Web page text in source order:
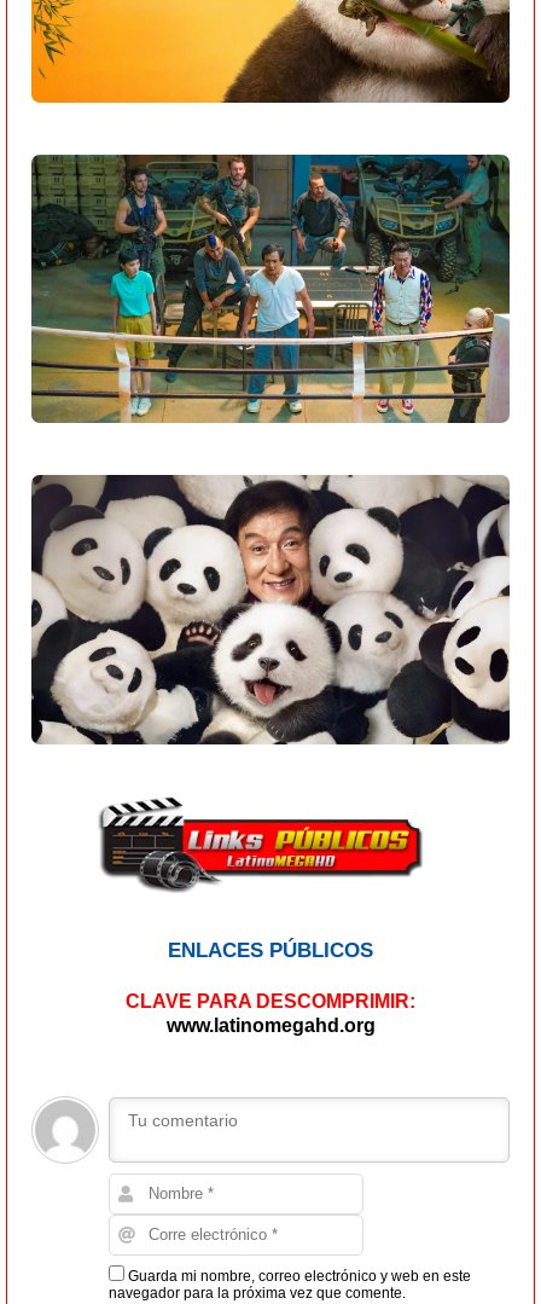
ENLACES PÚBLICOS
CLAVE PARA DESCOMPRIMIR:
www.latinomegahd.org
Guarda mi nombre, correo electrónico y web en este
navegador para la próxima vez que comente.